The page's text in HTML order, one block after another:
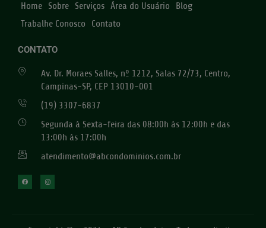
Home Sobre Serviços Área do Usuário
Blog
Trabalhe Conosco
Contato
CONTATO
Av. Dr. Moraes Salles, nº 1212, Salas 72/73, Centro,
Campinas-SP, CEP 13010-001
(19) 3307-6837
Segunda à Sexta-feira das 08:00h às 12:00h e das
13:00h às 17:00h
atendimento@abcondominios.com.br